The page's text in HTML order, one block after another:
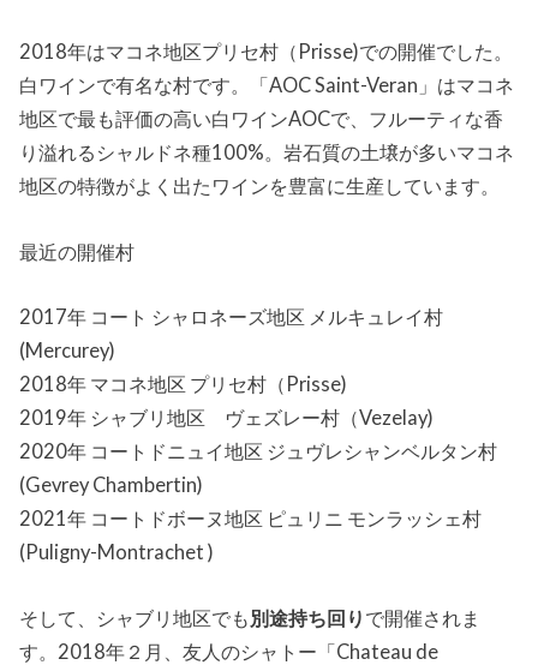
2018年はマコネ地区プリセ村（Prisse)での開催でした。
白ワインで有名な村です。「AOC Saint-Veran」はマコネ
地区で最も評価の高い白ワインAOCで、フルーティな香
り溢れるシャルドネ種100%。岩石質の土壌が多いマコネ
地区の特徴がよく出たワインを豊富に生産しています。
最近の開催村
2017年 コート シャロネーズ地区 メルキュレイ村
(Mercurey)
2018年 マコネ地区 プリセ村（Prisse)
2019年 シャブリ地区 ヴェズレー村（Vezelay)
2020年 コートドニュイ地区 ジュヴレシャンベルタン村
(Gevrey Chambertin)
2021年 コートドボーヌ地区 ピュリニ モンラッシェ村
(Puligny-Montrachet )
そして、シャブリ地区でも 別途持ち回り で開催されま
す。2018年２月、友人のシャトー「Chateau de